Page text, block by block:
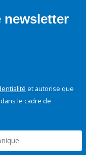
newsletter
et autorise que
le cadre de